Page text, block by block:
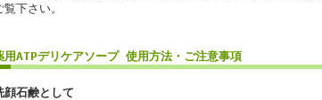
覧下さい。
用ATPデリケアソープ 使用方法・ご注意事項
顔石鹸として